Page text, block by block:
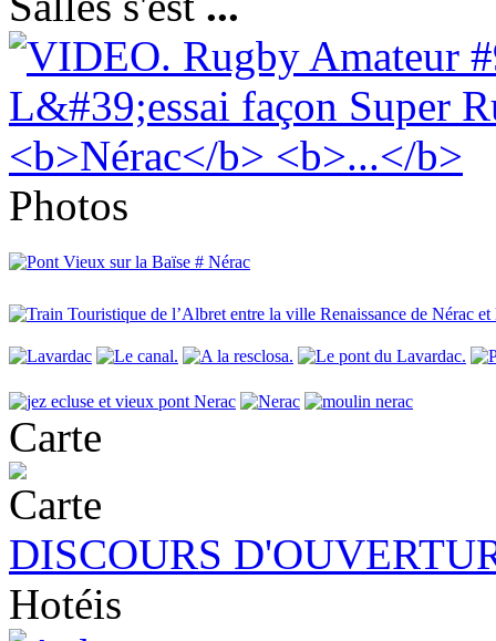
Photos
Carte
DISCOURS
Hotéis